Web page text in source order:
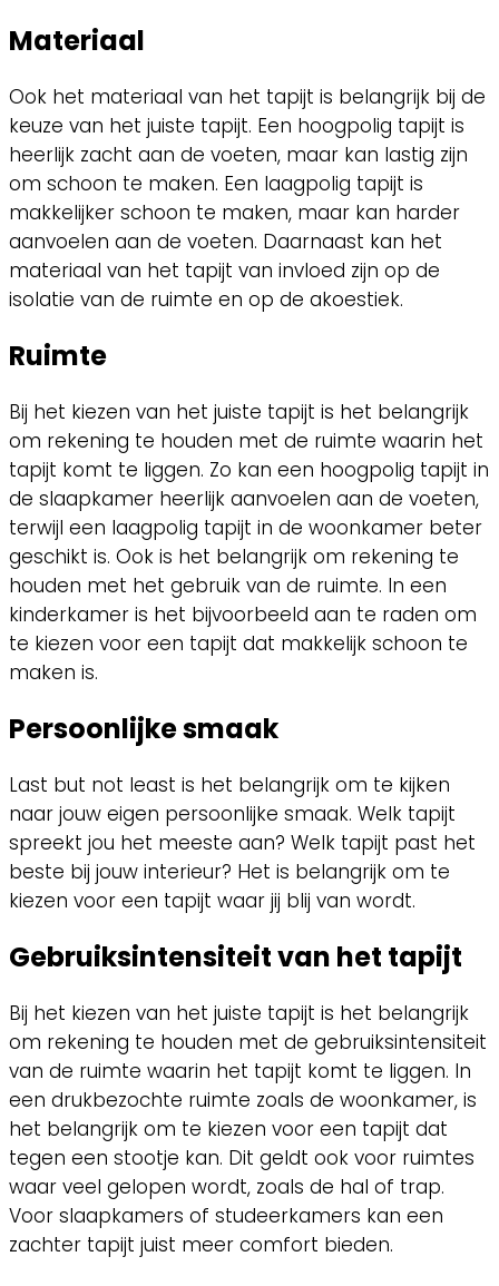
Materiaal
Ook het materiaal van het tapijt is belangrijk bij de
keuze van het juiste tapijt. Een hoogpolig tapijt is
heerlijk zacht aan de voeten, maar kan lastig zijn
om schoon te maken. Een laagpolig tapijt is
makkelijker schoon te maken, maar kan harder
aanvoelen aan de voeten. Daarnaast kan het
materiaal van het tapijt van invloed zijn op de
isolatie van de ruimte en op de akoestiek.
Ruimte
Bij het kiezen van het juiste tapijt is het belangrijk
om rekening te houden met de ruimte waarin het
tapijt komt te liggen. Zo kan een hoogpolig tapijt in
de slaapkamer heerlijk aanvoelen aan de voeten,
terwijl een laagpolig tapijt in de woonkamer beter
geschikt is. Ook is het belangrijk om rekening te
houden met het gebruik van de ruimte. In een
kinderkamer is het bijvoorbeeld aan te raden om
te kiezen voor een tapijt dat makkelijk schoon te
maken is.
Persoonlijke smaak
Last but not least is het belangrijk om te kijken
naar jouw eigen persoonlijke smaak. Welk tapijt
spreekt jou het meeste aan? Welk tapijt past het
beste bij jouw interieur? Het is belangrijk om te
kiezen voor een tapijt waar jij blij van wordt.
Gebruiksintensiteit van het tapijt
Bij het kiezen van het juiste tapijt is het belangrijk
om rekening te houden met de gebruiksintensiteit
van de ruimte waarin het tapijt komt te liggen. In
een drukbezochte ruimte zoals de woonkamer, is
het belangrijk om te kiezen voor een tapijt dat
tegen een stootje kan. Dit geldt ook voor ruimtes
waar veel gelopen wordt, zoals de hal of trap.
Voor slaapkamers of studeerkamers kan een
zachter tapijt juist meer comfort bieden.